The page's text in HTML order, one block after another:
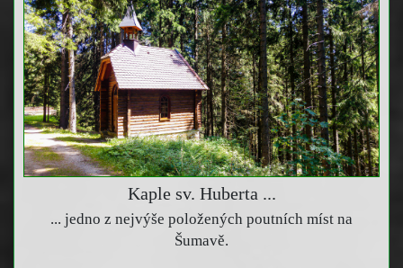
Kaple sv. Huberta ...
... jedno z nejvýše položených poutních míst na
Šumavě.